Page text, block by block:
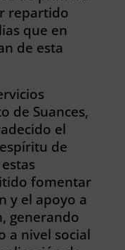
repartido
que en
de esta
de Suances,
el
de
fomentar
y el apoyo a
generando
a nivel social